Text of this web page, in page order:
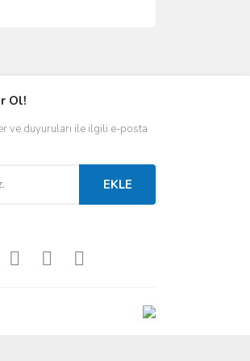
Ol!
ve duyuruları ile ilgili e-posta
EKLE